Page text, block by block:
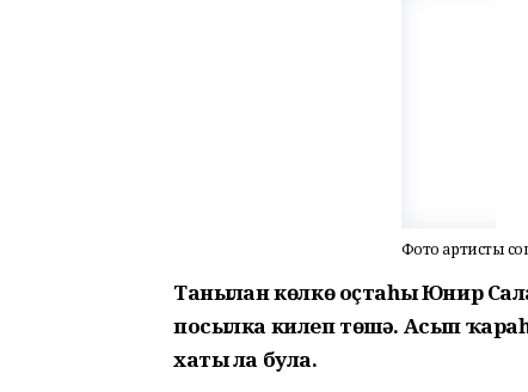
Фото артистың
Танылған көлкө оҫтаһы Юнир
посылка килеп төшә. Асып
хаты ла була.